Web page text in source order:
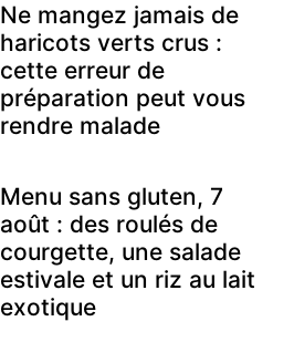
Ne mangez jamais de
haricots verts crus :
cette erreur de
préparation peut vous
rendre malade
Menu sans gluten, 7
août : des roulés de
courgette, une salade
estivale et un riz au lait
exotique